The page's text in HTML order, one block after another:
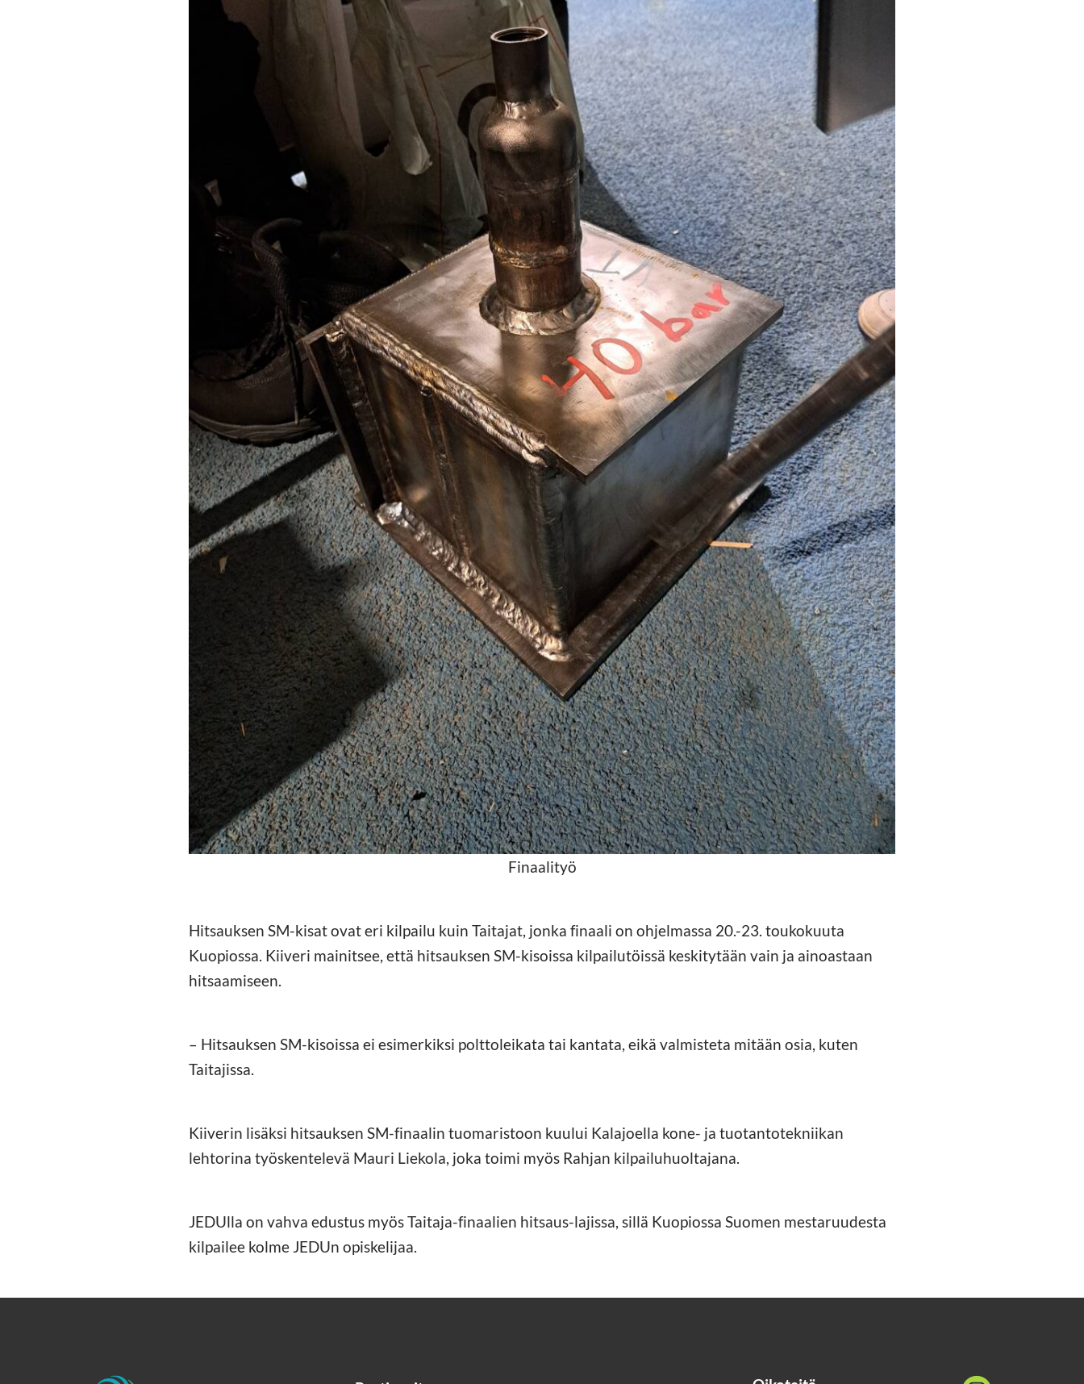
Finaalityö
Hitsauksen SM-kisat ovat eri kilpailu kuin Taitajat, jonka finaali on ohjelmassa 20.-23. toukokuuta
Kuopiossa. Kiiveri mainitsee, että hitsauksen SM-kisoissa kilpailutöissä keskitytään vain ja ainoastaan
hitsaamiseen.
– Hitsauksen SM-kisoissa ei esimerkiksi polttoleikata tai kantata, eikä valmisteta mitään osia, kuten
Taitajissa.
Kiiverin lisäksi hitsauksen SM-finaalin tuomaristoon kuului Kalajoella kone- ja tuotantotekniikan
lehtorina työskentelevä Mauri Liekola, joka toimi myös Rahjan kilpailuhuoltajana.
JEDUlla on vahva edustus myös Taitaja-finaalien hitsaus-lajissa, sillä Kuopiossa Suomen mestaruudesta
kilpailee kolme JEDUn opiskelijaa.